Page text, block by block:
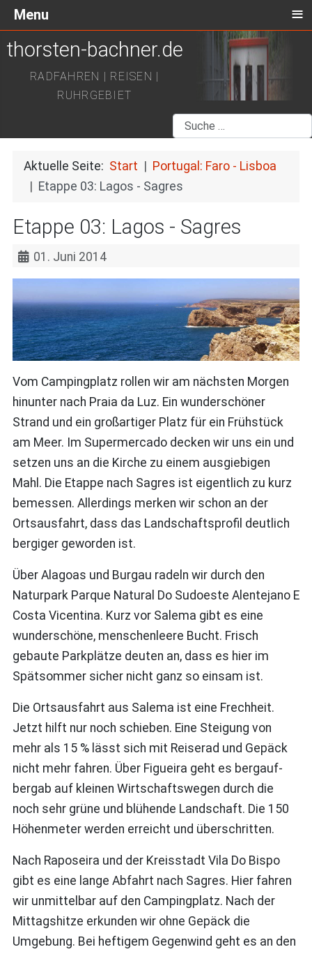
thorsten-bachner.de
RADFAHREN | REISEN |
RUHRGEBIET
Suchen
Aktuelle Seite: Start
Portugal: Faro - Lisboa
Etappe 03: Lagos - Sagres
Etappe 03: Lagos - Sagres
01. Juni 2014
Vom Campingplatz rollen wir am nächsten Morgen
hinunter nach Praia da Luz. Ein wunderschöner
Strand und ein großartiger Platz für ein Frühstück
am Meer. Im Supermercado decken wir uns ein und
setzen uns an die Kirche zu einem ausgiebigen
Mahl. Die Etappe nach Sagres ist eigentlich zu kurz
bemessen. Allerdings merken wir schon an der
Ortsausfahrt, dass das Landschaftsprofil deutlich
bergiger geworden ist.
Über Alagoas und Burgau radeln wir durch den
Naturpark Parque Natural Do Sudoeste Alentejano E
Costa Vicentina. Kurz vor Salema gibt es eine
wunderschöne, menschenleere Bucht. Frisch
gebaute Parkplätze deuten an, dass es hier im
Spätsommer sicher nicht ganz so einsam ist.
Die Ortsausfahrt aus Salema ist eine Frechheit.
Jetzt hilft nur noch schieben. Eine Steigung von
mehr als 15 % lässt sich mit Reiserad und Gepäck
nicht mehr fahren. Über Figueira geht es bergauf-
bergab auf kleinen Wirtschaftswegen durch die
noch sehr grüne und blühende Landschaft. Die 150
Höhenmeter werden erreicht und überschritten.
Nach Raposeira und der Kreisstadt Vila Do Bispo
gibt es eine lange Abfahrt nach Sagres. Hier fahren
wir unmittelbar auf den Campingplatz. Nach der
Mittagshitze erkunden wir ohne Gepäck die
Umgebung. Bei heftigem Gegenwind geht es an den
Menu ≡